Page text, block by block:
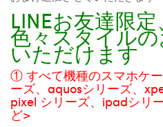
LINEお友達限
色々スタイル
いただけます
① すべて機種のスマホケ
ーズ、aquosシリーズ、
pixel シリーズ、ipadシリ
ど>